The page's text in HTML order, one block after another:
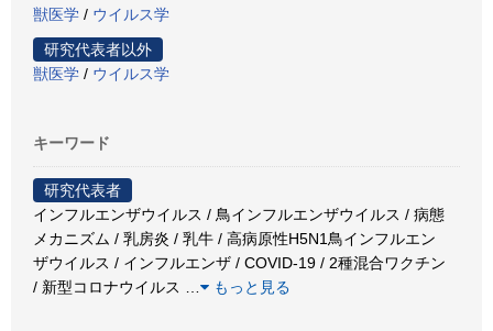
獣医学 / ウイルス学
研究代表者以外
獣医学 / ウイルス学
キーワード
研究代表者
インフルエンザウイルス / 鳥インフルエンザウイルス / 病態
メカニズム / 乳房炎 / 乳牛 / 高病原性H5N1鳥インフルエン
ザウイルス / インフルエンザ / COVID-19 / 2種混合ワクチン
/ 新型コロナウイルス
もっと見る